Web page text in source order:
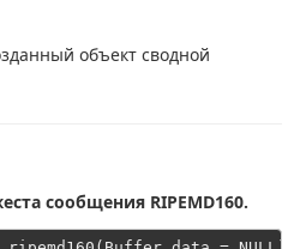
объект сводной
сообщения RIPEMD160.